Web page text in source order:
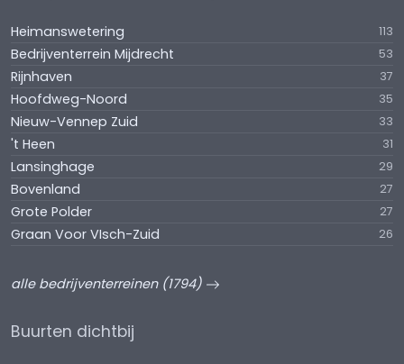
Heimanswetering 113
Bedrijventerrein Mijdrecht 53
Rijnhaven 37
Hoofdweg-Noord 35
Nieuw-Vennep Zuid 33
't Heen 31
Lansinghage 29
Bovenland 27
Grote Polder 27
Graan Voor VIsch-Zuid 26
alle bedrijventerreinen (1794)
Buurten dichtbij